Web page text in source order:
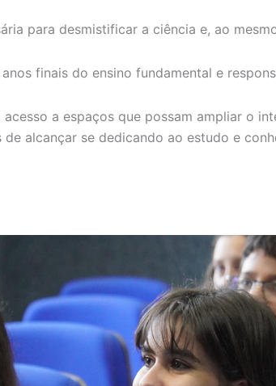
para desmistificar a ciência e, ao
finais do ensino fundamental e
a espaços que possam ampliar o
alcançar se dedicando ao estudo e